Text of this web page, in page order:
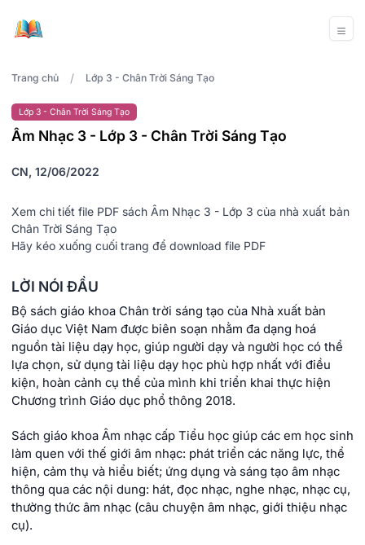
Trang chủ / Lớp 3 - Chân Trời Sáng Tạo
Lớp 3 - Chân Trời Sáng Tạo
Âm Nhạc 3 - Lớp 3 - Chân Trời Sáng Tạo
CN, 12/06/2022
Xem chi tiết file PDF sách Âm Nhạc 3 - Lớp 3 của nhà xuất bản
Chân Trời Sáng Tạo
Hãy kéo xuống cuối trang để download file PDF
LỜI NÓI ĐẦU
Bộ sách giáo khoa Chân trời sáng tạo của Nhà xuất bản
Giáo dục Việt Nam được biên soạn nhằm đa dạng hoá
nguồn tài liệu dạy học, giúp người dạy và người học có thể
lựa chọn, sử dụng tài liệu dạy học phù hợp nhất với điều
kiện, hoàn cảnh cụ thể của mình khi triển khai thực hiện
Chương trình Giáo dục phổ thông 2018.
Sách giáo khoa Âm nhạc cấp Tiểu học giúp các em học sinh
làm quen với thế giới âm nhạc: phát triển các năng lực, thể
hiện, cảm thụ và hiểu biết; ứng dụng và sáng tạo âm nhạc
thông qua các nội dung: hát, đọc nhạc, nghe nhạc, nhạc cụ,
thường thức âm nhạc (câu chuyện âm nhạc, giới thiệu nhạc
cụ).